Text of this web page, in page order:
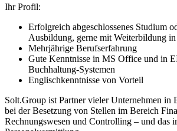
Ihr Profil:
Erfolgreich abgeschlossenes Studium
Ausbildung, gerne mit Weiterbildung
Mehrjährige Berufserfahrung
Gute Kenntnisse in MS Office und in
Buchhaltung-Systemen
Englischkenntnisse von Vorteil
Solt.Group ist Partner vieler Unternehmen in
bei der Besetzung von Stellen im Bereich
Rechnungswesen und Controlling – und das